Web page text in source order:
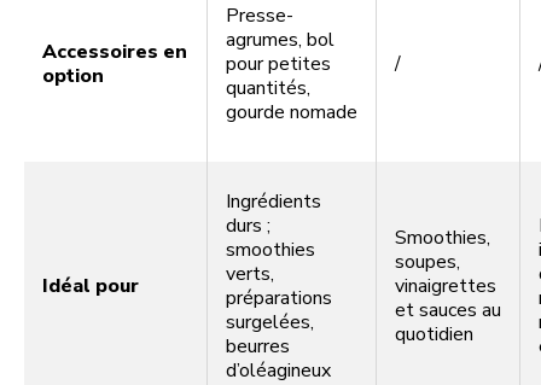
Accessoires en
option
Presse-
agrumes, bol
pour petites
quantités,
gourde nomade
/
Idéal pour
Ingrédients
durs ;
smoothies
verts,
préparations
surgelées,
beurres
d’oléagineux
Smoothies,
soupes,
vinaigrettes
et sauces au
quotidien